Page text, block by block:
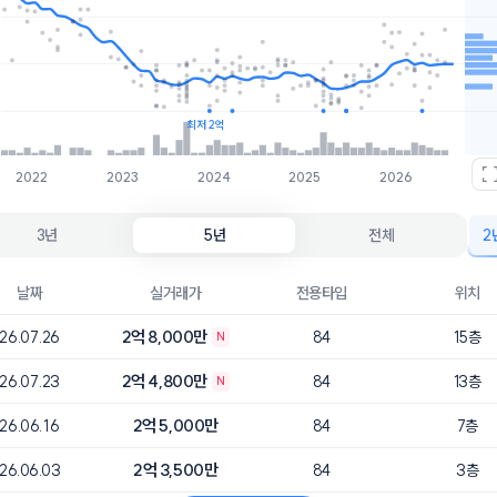
2022 2023 2024 2025 2026
최저 2억
2.3억
4개
2.2억
3개
3년 5년 전체 2
날짜 실거래가 전용타입 위치
26.07.26 2억 8,000만 N 84 15층
26.07.23 2억 4,800만 N 84 13층
26.06.16 2억 5,000만 84 7층
26.06.03 2억 3,500만 84 3층